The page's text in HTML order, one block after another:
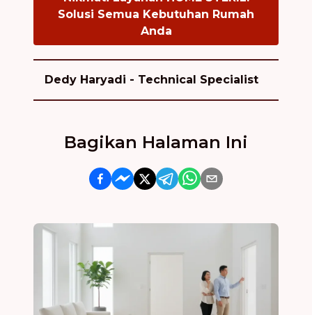
Solusi Semua Kebutuhan Rumah
Anda
Dedy Haryadi - Technical Specialist
Bagikan Halaman Ini